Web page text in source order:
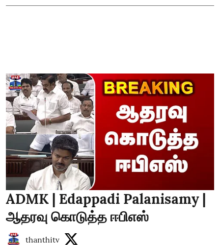
ADMK | Edappadi Palanisamy |
ஆதரவு கொடுத்த ஈபிஎஸ்
thanthitv